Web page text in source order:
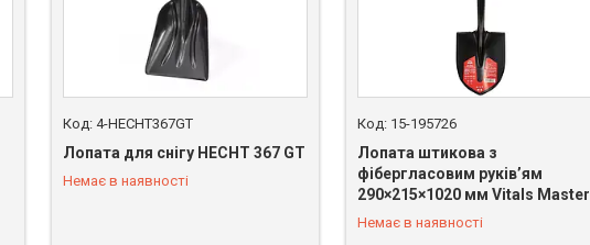
4-HECHT367GT
Лопата для снігу HECHT 367 GT
Немає в наявності
+380 (67) 669-92-15
15-195726
Лопата штикова з
фібергласовим руків’ям
290×215×1020 мм Vitals Master
Немає в наявності
+380 (67) 669-92-15